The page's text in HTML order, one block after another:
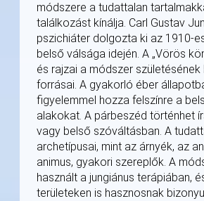
módszere a tudattalan
találkozást kínálja. Carl Gustav
pszichiáter dolgozta ki az 1910-
belső válsága idején. A „Vörös
és rajzai a módszer születésének
forrásai. A gyakorló éber
figyelemmel hozza felszínre a
alakokat. A párbeszéd történhet
vagy belső szóváltásban. A
archetípusai, mint az árnyék, az
animus, gyakori szereplők. A
használt a jungiánus terápiában,
területeken is hasznosnak